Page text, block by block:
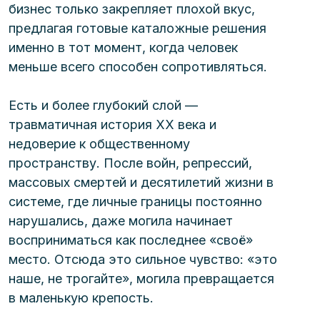
бизнес только закрепляет плохой вкус,
предлагая готовые каталожные решения
именно в тот момент, когда человек
меньше всего способен сопротивляться.
Есть и более глубокий слой —
травматичная история XX века и
недоверие к общественному
пространству. После войн, репрессий,
массовых смертей и десятилетий жизни в
системе, где личные границы постоянно
нарушались, даже могила начинает
восприниматься как последнее «своё»
место. Отсюда это сильное чувство: «это
наше, не трогайте», могила превращается
в маленькую крепость.